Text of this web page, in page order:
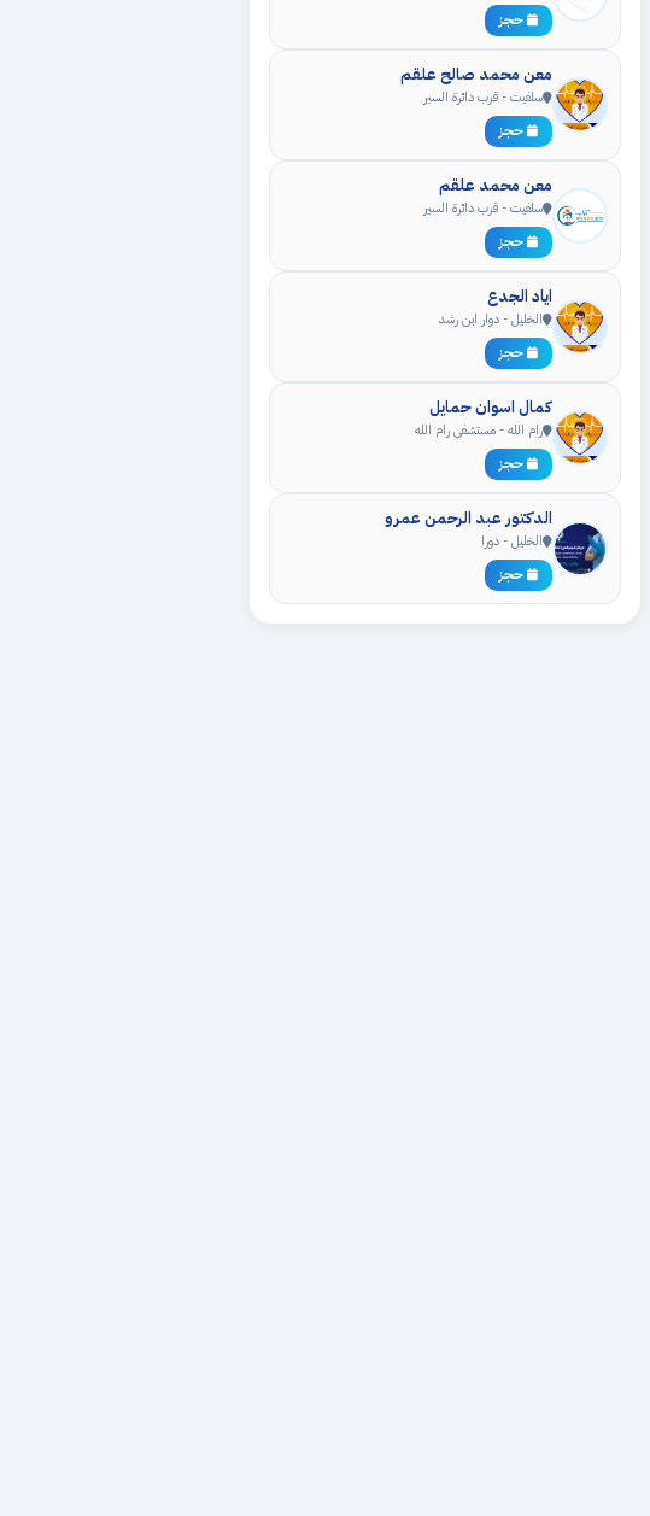
حجز
معن محمد صالح علقم
سلفيت - قرب دائرة السير
حجز
معن محمد علقم
سلفيت - قرب دائرة السير
حجز
اياد الجدع
الخليل - دوار ابن رشد
حجز
كمال اسوان حمايل
رام الله - مستشفى رام الله
حجز
الدكتور عبد الرحمن عمرو
الخليل - دورا
حجز